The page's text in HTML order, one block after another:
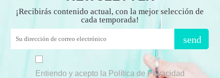
¡Recibirás contenido actual, con la mejor selección de
cada temporada!
send
Entiendo y acepto la Política de Privacidad